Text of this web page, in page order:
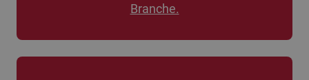
Branche.